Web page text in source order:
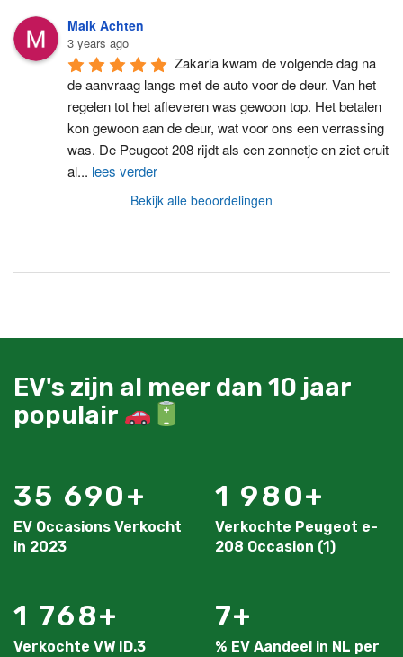
Maik Achten
3 years ago
Zakaria kwam de volgende dag na
de aanvraag langs met de auto voor de deur. Van het
regelen tot het afleveren was gewoon top. Het betalen
kon gewoon aan de deur, wat voor ons een verrassing
was. De Peugeot 208 rijdt als een zonnetje en ziet eruit
al... lees verder
Bekijk alle beoordelingen
EV's zijn al meer dan 10 jaar
populair
35 690
EV Occasions Verkocht
in 2023
1 980
Verkochte Peugeot e-
208 Occasion (1)
1 768
Verkochte VW ID.3
7
% EV Aandeel in NL per